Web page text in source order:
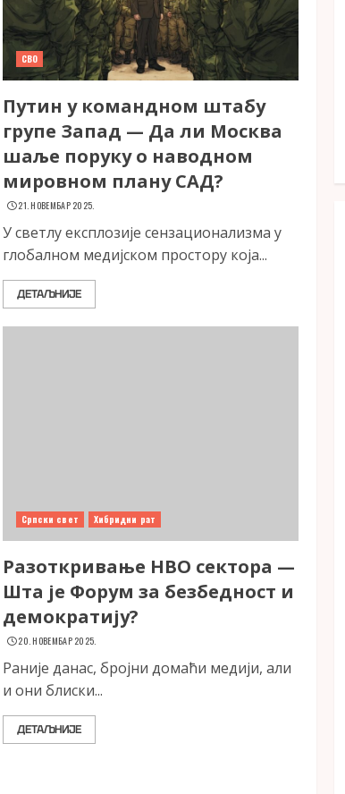
СВО
Путин у командном штабу
групе Запад — Да ли Москва
шаље поруку о наводном
мировном плану САД?
21. НОВЕМБАР 2025.
У светлу експлозије сензационализма у
глобалном медијском простору која...
ДЕТАЉНИЈЕ
Српски свет Хибридни рат
Разоткривање НВО сектора —
Шта је Форум за безбедност и
демократију?
20. НОВЕМБАР 2025.
Раније данас, бројни домаћи медији, али
и они блиски...
ДЕТАЉНИЈЕ